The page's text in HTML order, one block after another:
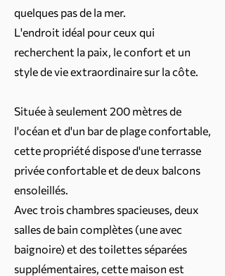
quelques pas de la mer.
L'endroit idéal pour ceux qui
recherchent la paix, le confort et un
style de vie extraordinaire sur la côte.
Située à seulement 200 mètres de
l'océan et d'un bar de plage confortable,
cette propriété dispose d'une terrasse
privée confortable et de deux balcons
ensoleillés.
Avec trois chambres spacieuses, deux
salles de bain complètes (une avec
baignoire) et des toilettes séparées
supplémentaires, cette maison est